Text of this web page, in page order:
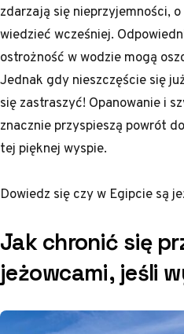
zdarzają się nieprzyjemności,
wiedzieć wcześniej.
ostrożność w wodzie mogą
Jednak gdy nieszczęście się
się zastraszyć! Opanowanie i
znacznie przyspieszą powrót
tej pięknej wyspie.
Dowiedz sięczy w Egipcie są
Jak chronić się
jeżowcami, jeśli